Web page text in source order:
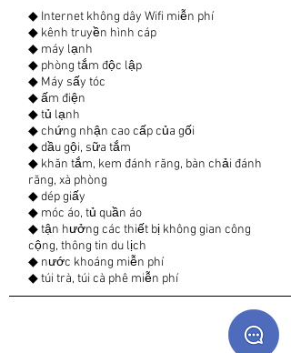
◆ Internet không dây Wifi miễn phí
◆ kênh truyền hình cáp
◆ máy lạnh
◆ phòng tắm độc lập
◆ Máy sấy tóc
◆ ấm điện
◆ tủ lạnh
◆ chứng nhận cao cấp của gối
◆ dầu gội, sữa tắm
◆ khăn tắm, kem đánh răng, bàn chải đánh
răng, xà phòng
◆ dép giấy
◆ móc áo, tủ quần áo
◆ tận hưởng các thiết bị không gian công
cộng, thông tin du lịch
◆ nước khoáng miễn phí
◆ túi trà, túi cà phê miễn phí